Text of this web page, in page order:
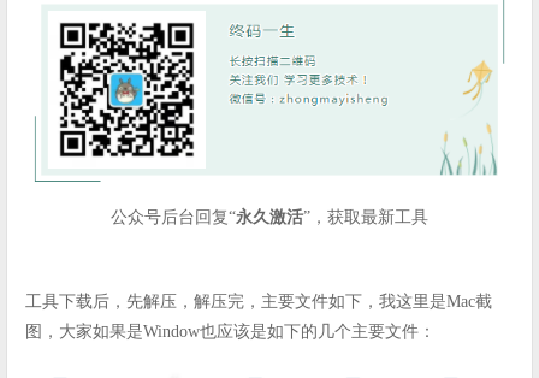
公众号后台回复“永久激活”，获取最新工具
工具下载后，先解压，解压完，主要文件如下，我这里是Mac截
图，大家如果是Window也应该是如下的几个主要文件：